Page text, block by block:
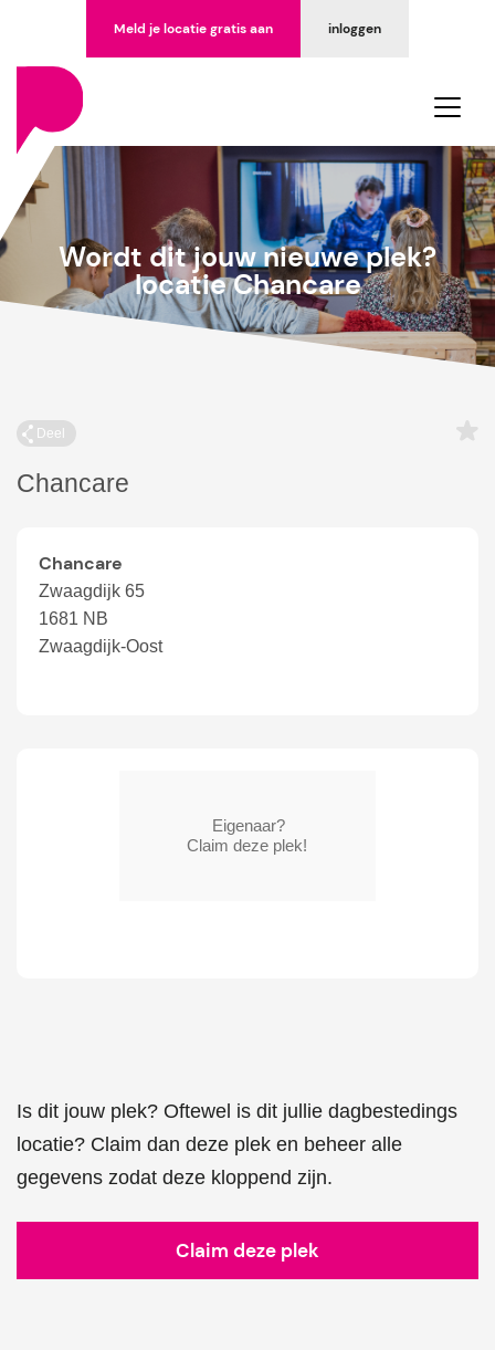
inloggen
Meld je locatie gratis aan
Wordt dit jouw nieuwe plek?
locatie Chancare
Deel
Chancare
Chancare
Zwaagdijk 65
1681 NB
Zwaagdijk-Oost
Is dit jouw plek? Oftewel is dit jullie dagbestedings
locatie? Claim dan deze plek en beheer alle
gegevens zodat deze kloppend zijn.
Claim deze plek